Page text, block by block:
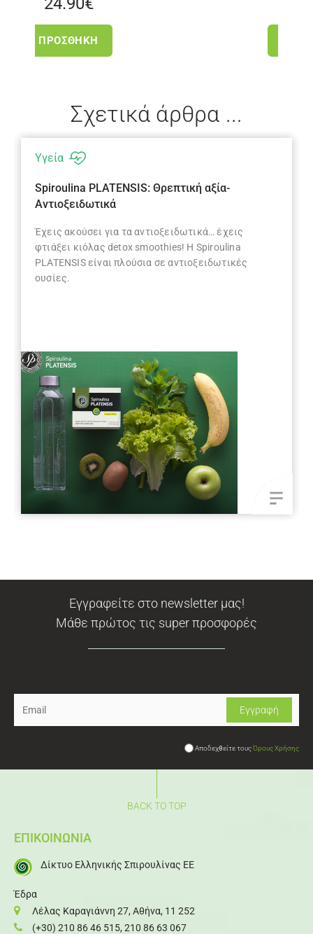
Σχετικά άρθρα ...
Υγεία
Spiroulina PLATENSIS: Θρεπτική αξία-
Αντιοξειδωτικά
Έχεις ακούσει για τα αντιοξειδωτικά… έχεις
φτιάξει κιόλας detox smoothies! Η Spiroulina
PLATENSIS είναι πλούσια σε αντιοξειδωτικές
ουσίες.
Εγγραφείτε στο newsletter μας!
Μάθε πρώτος τις super προσφορές
Αποδεχθείτε τουςΌρους Χρήσης
BACK TO TOP
ΕΠΙΚΟΙΝΩΝΙΑ
Δίκτυο Ελληνικής Σπιρουλίνας ΕΕ
Έδρα
Λέλας Καραγιάννη 27, Αθήνα, 11 252
(+30) 210 86 46 515, 210 86 63 067